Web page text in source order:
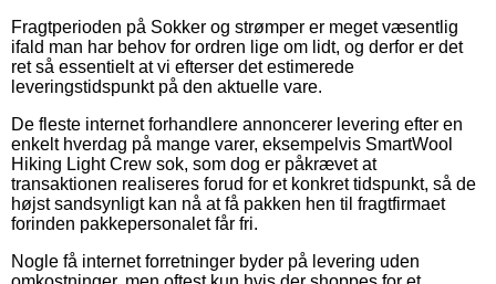
Fragtperioden på Sokker og strømper er meget væsentlig
ifald man har behov for ordren lige om lidt, og derfor er det
ret så essentielt at vi efterser det estimerede
leveringstidspunkt på den aktuelle vare.
De fleste internet forhandlere annoncerer levering efter en
enkelt hverdag på mange varer, eksempelvis SmartWool
Hiking Light Crew sok, som dog er påkrævet at
transaktionen realiseres forud for et konkret tidspunkt, så de
højst sandsynligt kan nå at få pakken hen til fragtfirmaet
forinden pakkepersonalet får fri.
Nogle få internet forretninger byder på levering uden